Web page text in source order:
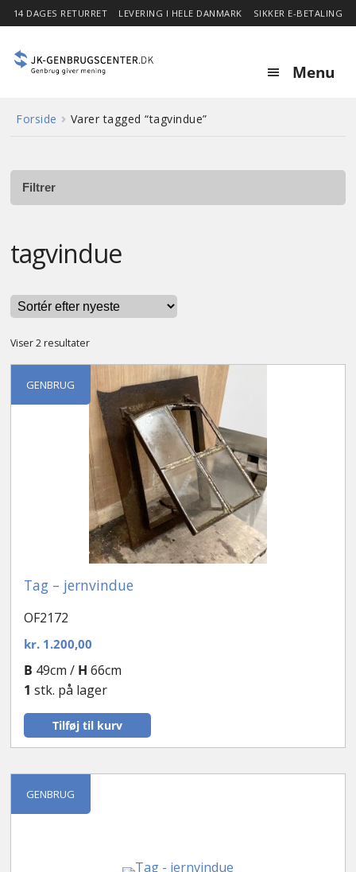
14 DAGES RETURRET LEVERING I HELE DANMARK SIKKER E-BETALING
Menu
Forside
Shop
menu
Nyheder
Kontakt
Forside Varer tagged “tagvindue”
Filtrer
tagvindue
Viser 2 resultaterSorteret
seneste
GENBRUG
Tag – jernvindue
OF2172
kr.1.200,00
Tilføj til kurv
B 49cm / H 66cm
1 stk. på lager
GENBRUG